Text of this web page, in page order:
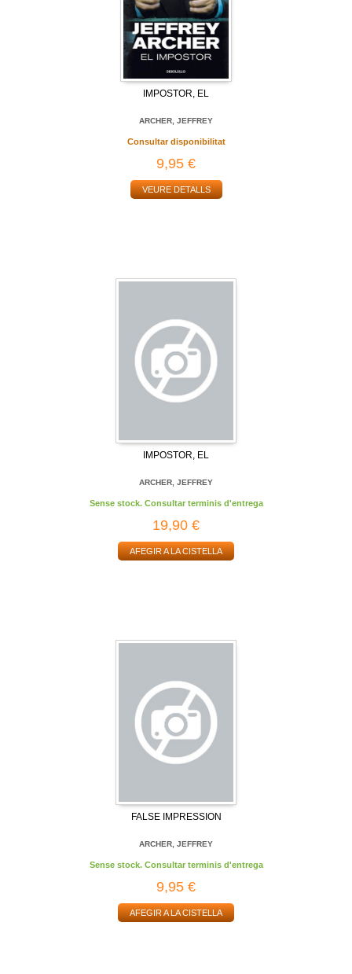
IMPOSTOR, EL
ARCHER, JEFFREY
Consultar disponibilitat
9,95 €
VEURE DETALLS
IMPOSTOR, EL
ARCHER, JEFFREY
Sense stock. Consultar terminis d'entrega
19,90 €
AFEGIR A LA CISTELLA
FALSE IMPRESSION
ARCHER, JEFFREY
Sense stock. Consultar terminis d'entrega
9,95 €
AFEGIR A LA CISTELLA